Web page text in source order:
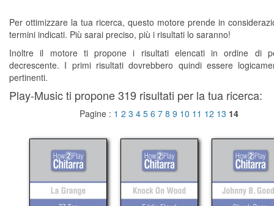
Per ottimizzare la tua ricerca, questo motore prende in
termini indicati. Più sarai preciso, più i risultati lo saranno!
Inoltre il motore ti propone i risultati elencati in ordine di
decrescente. I primi risultati dovrebbero quindi essere
pertinenti.
Play-Music ti propone 319 risultati per la tua ricerca:
Pagine : 1 2 3 4 5 6 7 8 9 10 11 12 13 14